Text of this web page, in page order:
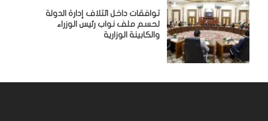
توافقات داخل ائتلاف إدارة الدولة
لحسم ملف نواب رئيس الوزراء
والكابينة الوزارية